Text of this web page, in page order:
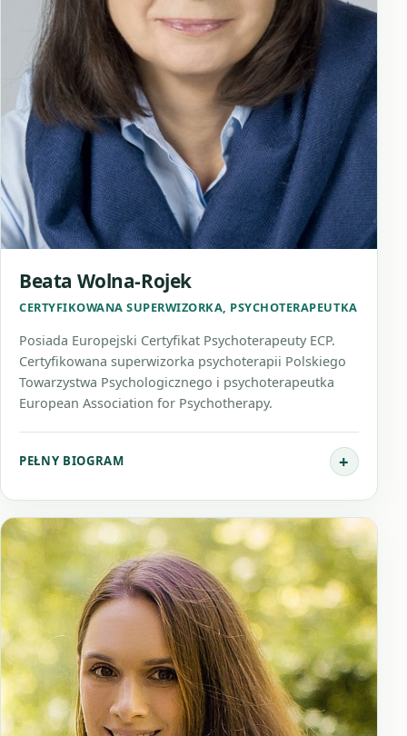
Beata Wolna-Rojek
CERTYFIKOWANA SUPERWIZORKA, PSYCHOTERAPEUTKA
Posiada Europejski Certyfikat Psychoterapeuty ECP.
Certyfikowana superwizorka psychoterapii Polskiego
Towarzystwa Psychologicznego i psychoterapeutka
European Association for Psychotherapy.
PEŁNY BIOGRAM